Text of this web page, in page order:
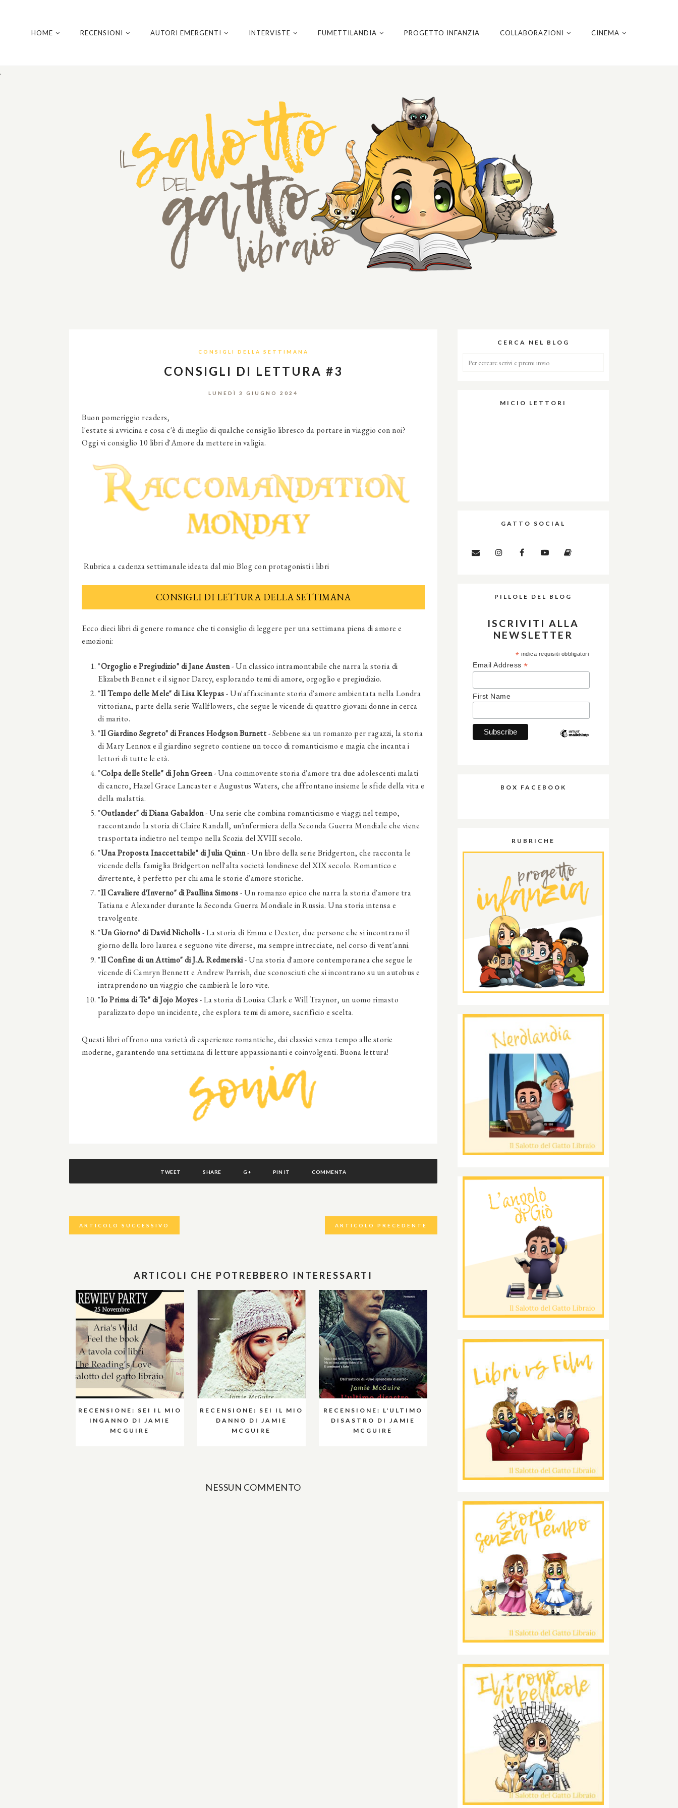
.
HOME RECENSIONI AUTORI EMERGENTI INTERVISTE FUMETTILANDIA PROGETTO INFANZIA COLLABORAZIONI CINEMA
CONSIGLI DELLA SETTIMANA
CONSIGLI DI LETTURA #3
LUNEDÌ 3 GIUGNO 2024
Buon pomeriggio readers,
l'estate si avvicina e cosa c'è di meglio di qualche consiglio libresco da portare in viaggio con noi?
Oggi vi consiglio 10 libri d'Amore da mettere in valigia.
Rubrica a cadenza settimanale ideata dal mio Blog con protagonisti i libri
CONSIGLI DI LETTURA DELLA SETTIMANA
Ecco dieci libri di genere romance che ti consiglio di leggere per una settimana piena di amore e
emozioni:
"Orgoglio e Pregiudizio" di Jane Austen- Un classico intramontabile che narra la storia di
Elizabeth Bennet e il signor Darcy, esplorando temi di amore, orgoglio e pregiudizio.
"Il Tempo delle Mele" di Lisa Kleypas- Un'affascinante storia d'amore ambientata nella Londra
vittoriana, parte della serie Wallflowers, che segue le vicende di quattro giovani donne in cerca
di marito.
"Il Giardino Segreto" di Frances Hodgson Burnett- Sebbene sia un romanzo per ragazzi, la storia
di Mary Lennox e il giardino segreto contiene un tocco di romanticismo e magia che incanta i
lettori di tutte le età.
"Colpa delle Stelle" di John Green- Una commovente storia d'amore tra due adolescenti malati
di cancro, Hazel Grace Lancaster e Augustus Waters, che affrontano insieme le sfide della vita e
della malattia.
"Outlander" di Diana Gabaldon- Una serie che combina romanticismo e viaggi nel tempo,
raccontando la storia di Claire Randall, un'infermiera della Seconda Guerra Mondiale che viene
trasportata indietro nel tempo nella Scozia del XVIII secolo.
"Una Proposta Inaccettabile" di Julia Quinn- Un libro della serie Bridgerton, che racconta le
vicende della famiglia Bridgerton nell'alta società londinese del XIX secolo. Romantico e
divertente, è perfetto per chi ama le storie d'amore storiche.
"Il Cavaliere d'Inverno" di Paullina Simons- Un romanzo epico che narra la storia d'amore tra
Tatiana e Alexander durante la Seconda Guerra Mondiale in Russia. Una storia intensa e
travolgente.
"Un Giorno" di David Nicholls- La storia di Emma e Dexter, due persone che si incontrano il
giorno della loro laurea e seguono vite diverse, ma sempre intrecciate, nel corso di vent'anni.
"Il Confine di un Attimo" di J.A. Redmerski- Una storia d'amore contemporanea che segue le
vicende di Camryn Bennett e Andrew Parrish, due sconosciuti che si incontrano su un autobus e
intraprendono un viaggio che cambierà le loro vite.
"Io Prima di Te" di Jojo Moyes- La storia di Louisa Clark e Will Traynor, un uomo rimasto
paralizzato dopo un incidente, che esplora temi di amore, sacrificio e scelta.
Questi libri offrono una varietà di esperienze romantiche, dai classici senza tempo alle storie
moderne, garantendo una settimana di letture appassionanti e coinvolgenti. Buona lettura!
TWEET SHARE G+ PIN IT COMMENTA
ARTICOLO SUCCESSIVO ARTICOLO PRECEDENTE
ARTICOLI CHE POTREBBERO INTERESSARTI
RECENSIONE: SEI IL MIO
INGANNO DI JAMIE
MCGUIRE
RECENSIONE: SEI IL MIO
DANNO DI JAMIE
MCGUIRE
RECENSIONE: L'ULTIMO
DISASTRO DI JAMIE
MCGUIRE
NESSUN COMMENTO
CERCA NEL BLOG
MICIO LETTORI
GATTO SOCIAL
PILLOLE DEL BLOG
ISCRIVITI ALLA
NEWSLETTER
* indica requisiti obbligatori
Email Address *
First Name
BOX FACEBOOK
RUBRICHE